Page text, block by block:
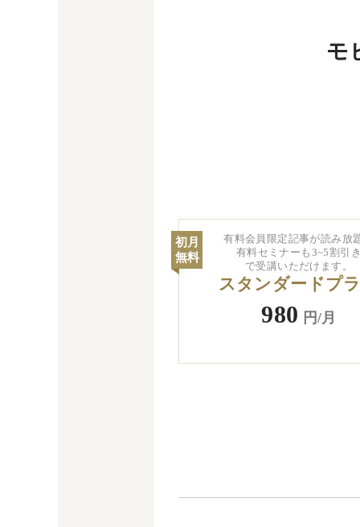
モ
有料会員限定記事が読み放
有料セミナーも3~5割引
で受講いただけます。
初月
無料
スタンダードプ
980 円/月